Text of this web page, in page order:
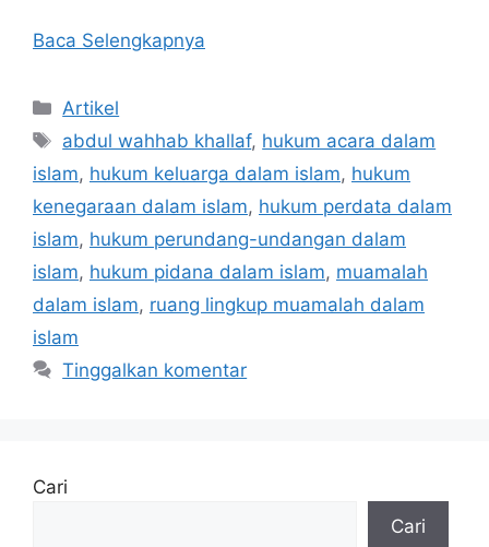
Baca Selengkapnya
Kategori
Artikel
Tag
abdul wahhab khallaf, hukum acara dalam
islam, hukum keluarga dalam islam, hukum
kenegaraan dalam islam, hukum perdata dalam
islam, hukum perundang-undangan dalam
islam, hukum pidana dalam islam, muamalah
dalam islam, ruang lingkup muamalah dalam
islam
Tinggalkan komentar
Cari
Cari